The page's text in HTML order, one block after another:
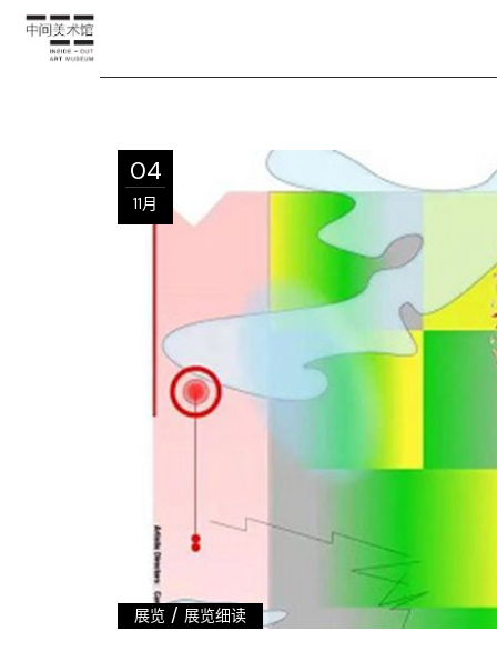
04
11月
展览 / 展览细读